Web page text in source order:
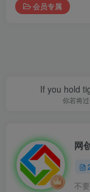
会员专属
If you hold
你若将
网
不